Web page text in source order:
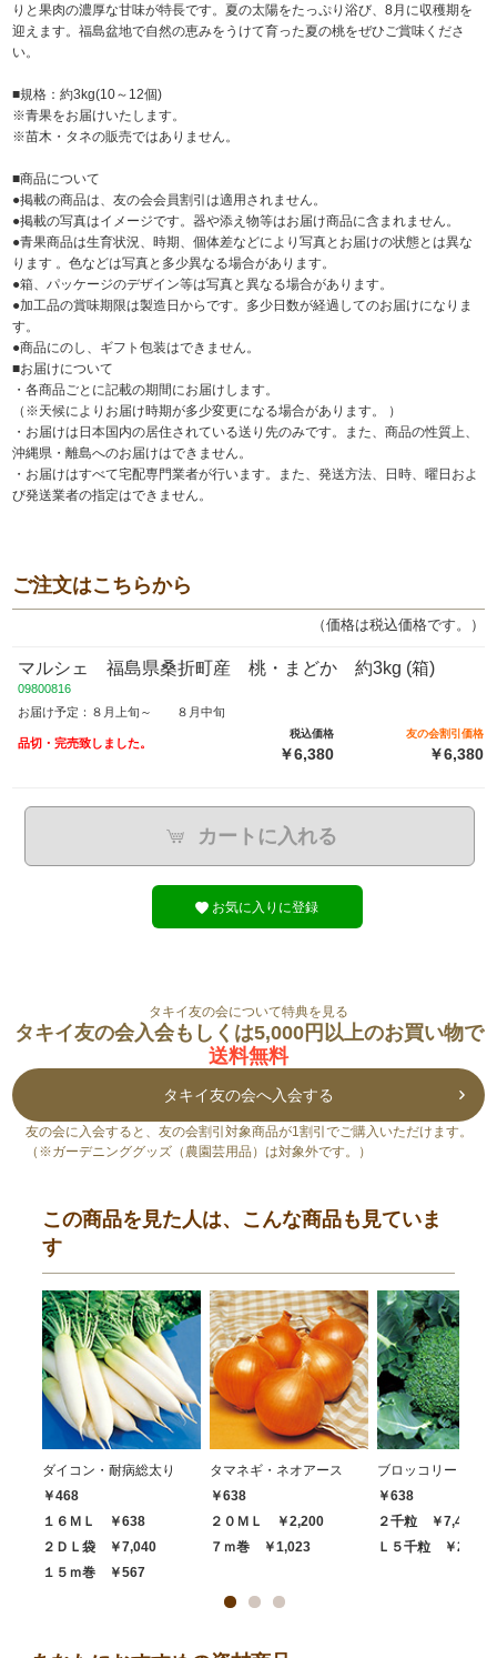
りと果肉の濃厚な甘味が特長です。夏の太陽をたっぷり浴び、8月に収穫期を
迎えます。福島盆地で自然の恵みをうけて育った夏の桃をぜひご賞味くださ
い。
■規格：約3kg(10～12個)
※青果をお届けいたします。
※苗木・タネの販売ではありません。
■商品について
●掲載の商品は、友の会会員割引は適用されません。
●掲載の写真はイメージです。器や添え物等はお届け商品に含まれません。
●青果商品は生育状況、時期、個体差などにより写真とお届けの状態とは異な
ります 。色などは写真と多少異なる場合があります。
●箱、パッケージのデザイン等は写真と異なる場合があります。
●加工品の賞味期限は製造日からです。多少日数が経過してのお届けになりま
す。
●商品にのし、ギフト包装はできません。
■お届けについて
・各商品ごとに記載の期間にお届けします。
（※天候によりお届け時期が多少変更になる場合があります。 ）
・お届けは日本国内の居住されている送り先のみです。また、商品の性質上、
沖縄県・離島へのお届けはできません。
・お届けはすべて宅配専門業者が行います。また、発送方法、日時、曜日およ
び発送業者の指定はできません。
ご注文はこちらから
（価格は税込価格です。）
マルシェ 福島県桑折町産 桃・まどか 約3kg (箱)
09800816
お届け予定：８月上旬～ ８月中旬
品切・完売致しました。
税込価格
￥6,380
友の会割引価格
￥6,380
カートに入れる
お気に入りに登録
タキイ友の会について特典を見る
タキイ友の会入会もしくは5,000円以上のお買い物で
送料無料
タキイ友の会へ入会する
友の会に入会すると、友の会割引対象商品が1割引でご購入いただけます。
（※ガーデニンググッズ（農園芸用品）は対象外です。）
この商品を見た人は、こんな商品も見ていま
す
ダイコン・耐病総太り
￥468
１６ＭＬ ￥638
２ＤＬ袋 ￥7,040
１５ｍ巻 ￥567
タマネギ・ネオアース
￥638
２０ＭＬ ￥2,200
７ｍ巻 ￥1,023
ブロッコリー・ハ
￥638
２千粒 ￥7,480
Ｌ５千粒 ￥